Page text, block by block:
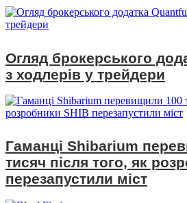
Огляд брокерського
з ходлерів у трейдери
Гаманці Shibarium
тисяч після того, як
перезапустили міст